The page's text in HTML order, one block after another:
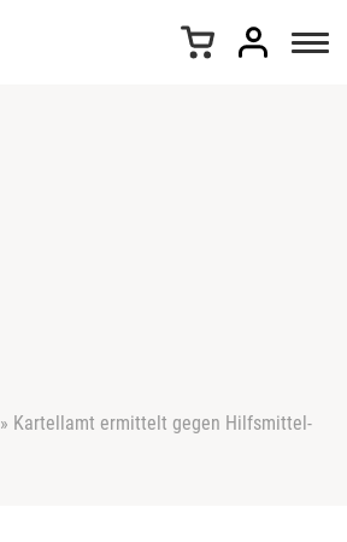
» Kartellamt ermittelt gegen Hilfsmittel-